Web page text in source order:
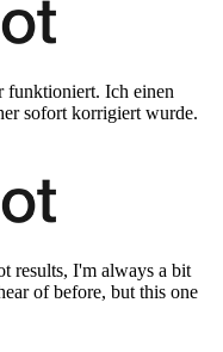
funktioniert. Ich einen
sofort korrigiert wurde.
results, I'm always a bit
of before, but this one